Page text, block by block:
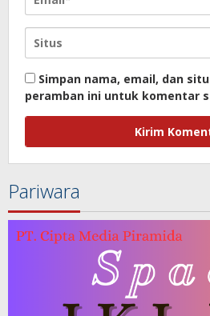
Simpan nama, email, dan
peramban ini untuk komentar
Pariwara